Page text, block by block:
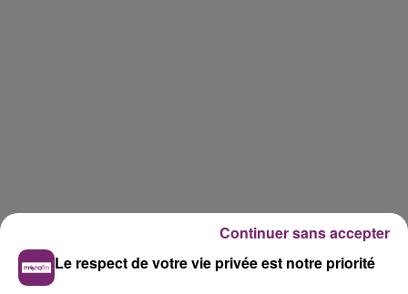
Le respect de votre vie privée est notre priorité
Continuer sans accepter